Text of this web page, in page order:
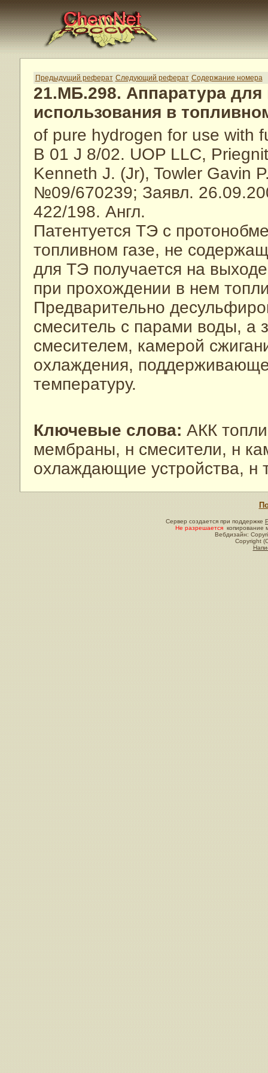
Предыдущий реферат Следующий реферат Содержание номера
21.МБ.298. Аппаратура
использования в
of pure hydrogen for use with
B 01 J 8/02. UOP LLC,
Kenneth J. (Jr), Towler Gavin
№09/670239; Заявл.
422/198. Англ.
Патентуется ТЭ с
топливном газе, не
для ТЭ получается на
при прохождении в нем
Предварительно
смеситель с парами воды, а
смесителем, камерой
охлаждения,
температуру.
Ключевые слова: АКК
мембраны, н смесители, н
охлаждающие устройства, н
Сервер создается при поддержке
Не разрешается копирование
Вебдизайн:
Copyright